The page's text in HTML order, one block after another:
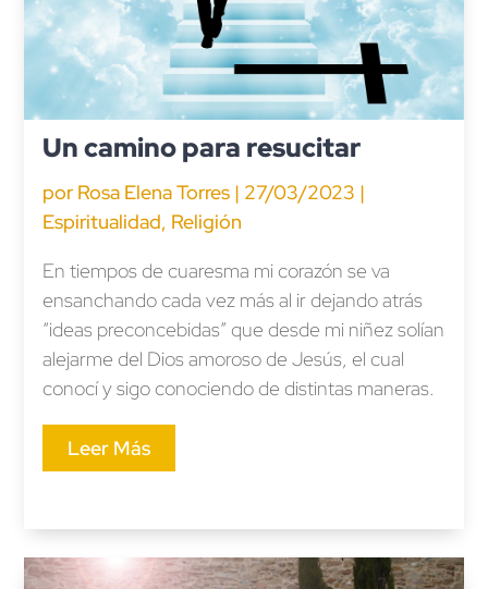
Un camino para resucitar
por Rosa Elena Torres| 27/03/2023 |
Espiritualidad, Religión
En tiempos de cuaresma mi corazón se va
ensanchando cada vez más al ir dejando atrás
“ideas preconcebidas” que desde mi niñez solían
alejarme del Dios amoroso de Jesús, el cual
conocí y sigo conociendo de distintas maneras.
Leer Más